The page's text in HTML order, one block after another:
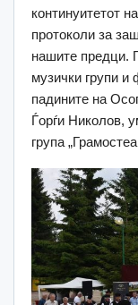
континуитетот
протоколи за
нашите предци.
музички групи
падините на
Ѓорѓи Николов,
група